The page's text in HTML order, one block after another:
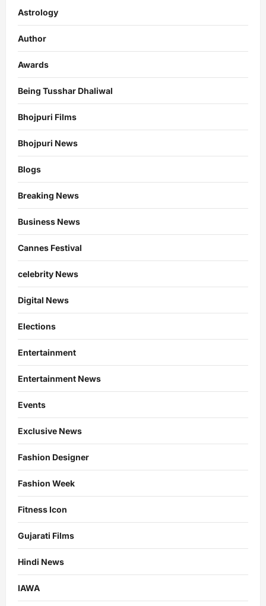
Astrology
Author
Awards
Being Tusshar Dhaliwal
Bhojpuri Films
Bhojpuri News
Blogs
Breaking News
Business News
Cannes Festival
celebrity News
Digital News
Elections
Entertainment
Entertainment News
Events
Exclusive News
Fashion Designer
Fashion Week
Fitness Icon
Gujarati Films
Hindi News
IAWA